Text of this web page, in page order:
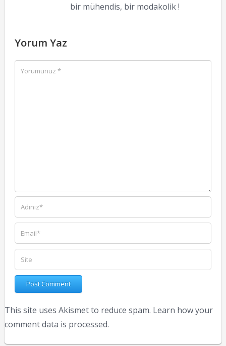
bir mühendis, bir modakolik !
Yorum Yaz
This site uses Akismet to reduce spam. Learn how your
comment data is processed.